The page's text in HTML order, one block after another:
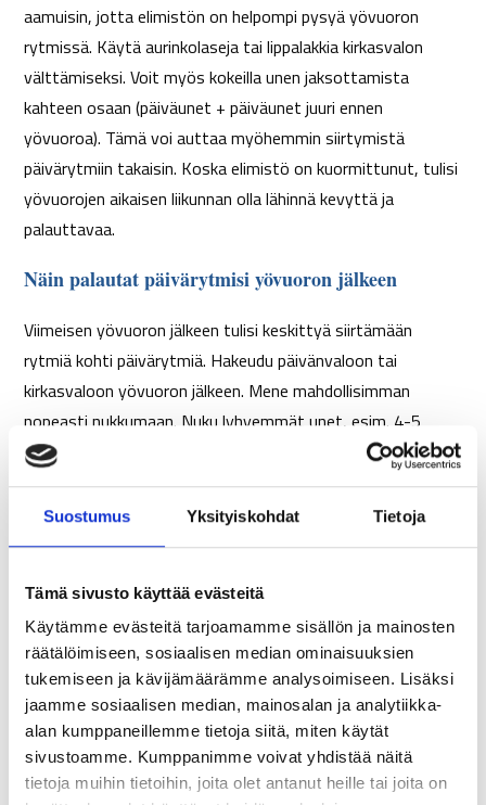
Suostumus Yksityiskohdat Tietoja
Tämä sivusto käyttää evästeitä
Käytämme evästeitä tarjoamamme sisällön ja mainosten
räätälöimiseen, sosiaalisen median ominaisuuksien
tukemiseen ja kävijämäärämme analysoimiseen. Lisäksi
jaamme sosiaalisen median, mainosalan ja analytiikka-
alan kumppaneillemme tietoja siitä, miten käytät
sivustoamme. Kumppanimme voivat yhdistää näitä
tietoja muihin tietoihin, joita olet antanut heille tai joita on
aamuisin, jotta elimistön on helpompi pysyä yövuoron
rytmissä. Käytä aurinkolaseja tai lippalakkia kirkasvalon
välttämiseksi. Voit myös kokeilla unen jaksottamista
kahteen osaan (päiväunet + päiväunet juuri ennen
yövuoroa). Tämä voi auttaa myöhemmin siirtymistä
päivärytmiin takaisin. Koska elimistö on kuormittunut, tulisi
yövuorojen aikaisen liikunnan olla lähinnä kevyttä ja
palauttavaa.
Näin palautat päivärytmisi yövuoron jälkeen
Viimeisen yövuoron jälkeen tulisi keskittyä siirtämään
rytmiä kohti päivärytmiä. Hakeudu päivänvaloon tai
kirkasvaloon yövuoron jälkeen. Mene mahdollisimman
nopeasti nukkumaan. Nuku lyhyemmät unet, esim. 4-5
tuntia, jotta unta riittää seuraavaksi yöksi ja siirtyminen
päivärytmiin onnistuu. Laita kello herättämään. Älä nuku
enää myöhemmin päiväunia. Liiku ja ulkoile kevyesti
esimerkiksi kävellen tai pihatöitä tehden ja rakenna
Aamuvuorissa keskity varmistamaan aikainen
nukkumaanmeno
Aamuvuoron suurimmat haasteet liittyvät usein
nukkumiseen ja unen määrän vähäisyyteen johtuen
aikaisesta heräämisestä. Pyri saamaan 7-8 tuntia unta,
vaikka illalla normaalia aiemmin nukkumaan meneminen voi